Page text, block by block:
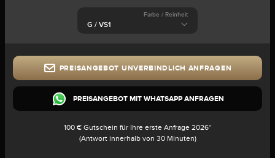
Farbe / Reinheit
PREISANGEBOT UNVERBINDLICH ANFRAGEN
PREISANGEBOT MIT WHATSAPP ANFRAGEN
100 € Gutschein für Ihre erste Anfrage 2026*
(Antwort innerhalb von 30 Minuten)